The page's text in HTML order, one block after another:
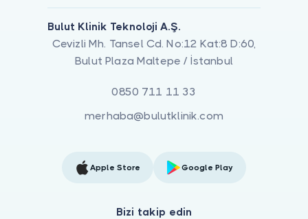
Bulut Klinik Teknoloji A.Ş.
Cevizli Mh. Tansel Cd. No:12 Kat:8 D:60,
Bulut Plaza Maltepe / İstanbul
0850 711 11 33
merhaba@bulutklinik.com
Apple Store Google Play
Bizi takip edin